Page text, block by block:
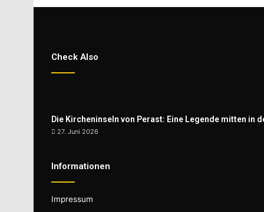
Check Also
Die Kircheninseln von Perast: Eine Legende mitten in
27. Juni 2026
Informationen
Impressum